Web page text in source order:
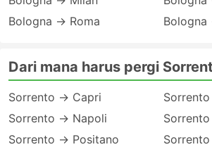
Bologna → Roma
Bologna
Dari mana harus pergi
Sorrento → Capri
Sorrento → Napoli
Sorrento → Positano